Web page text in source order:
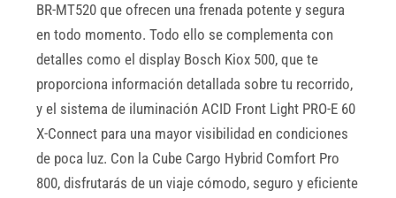
BR-MT520 que ofrecen una frenada potente y segura
en todo momento. Todo ello se complementa con
detalles como el display Bosch Kiox 500, que te
proporciona información detallada sobre tu recorrido,
y el sistema de iluminación ACID Front Light PRO-E 60
X-Connect para una mayor visibilidad en condiciones
de poca luz. Con la Cube Cargo Hybrid Comfort Pro
800, disfrutarás de un viaje cómodo, seguro y eficiente